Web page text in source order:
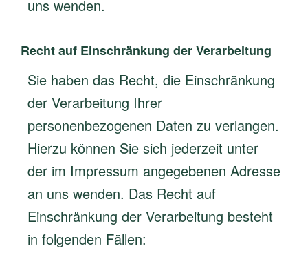
uns wenden.
Recht auf Einschränkung der Verarbeitung
Sie haben das Recht, die Einschränkung
der Verarbeitung Ihrer
personenbezogenen Daten zu verlangen.
Hierzu können Sie sich jederzeit unter
der im Impressum angegebenen Adresse
an uns wenden. Das Recht auf
Einschränkung der Verarbeitung besteht
in folgenden Fällen: